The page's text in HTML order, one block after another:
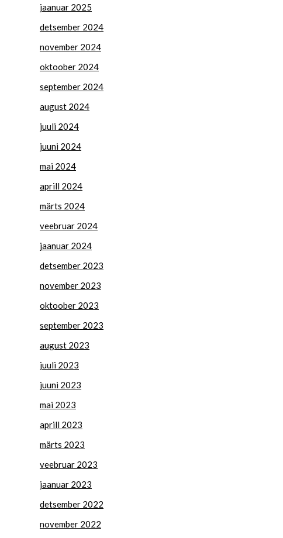
jaanuar 2025
detsember 2024
november 2024
oktoober 2024
september 2024
august 2024
juuli 2024
juuni 2024
mai 2024
aprill 2024
märts 2024
veebruar 2024
jaanuar 2024
detsember 2023
november 2023
oktoober 2023
september 2023
august 2023
juuli 2023
juuni 2023
mai 2023
aprill 2023
märts 2023
veebruar 2023
jaanuar 2023
detsember 2022
november 2022